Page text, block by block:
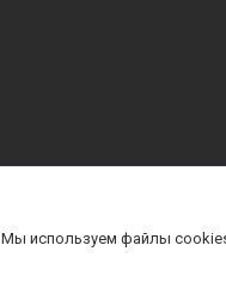
Мы используем файлы cookies